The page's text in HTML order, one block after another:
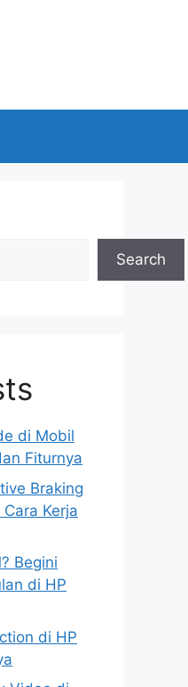
Search
di Mobil
Fiturnya
Braking
Kerja
Begini
di HP
di HP